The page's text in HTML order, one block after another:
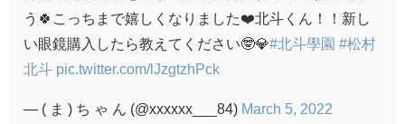
う🍀こっちまで嬉しくなりました❤️北斗くん！！新し
い眼鏡購入したら教えてください🤓💎#北斗學園 #松村
北斗 pic.twitter.com/lJzgtzhPck
— ( ま ) ち ゃ ん (@xxxxxx___84) March 5, 2022